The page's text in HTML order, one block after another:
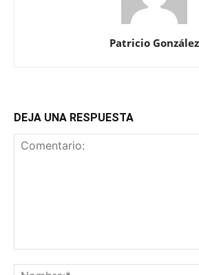
Patricio González
DEJA UNA RESPUESTA